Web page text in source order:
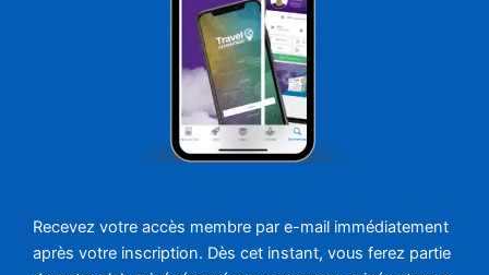
Recevez votre accès membre par e-mail immédiatement
après votre inscription. Dès cet instant, vous ferez partie